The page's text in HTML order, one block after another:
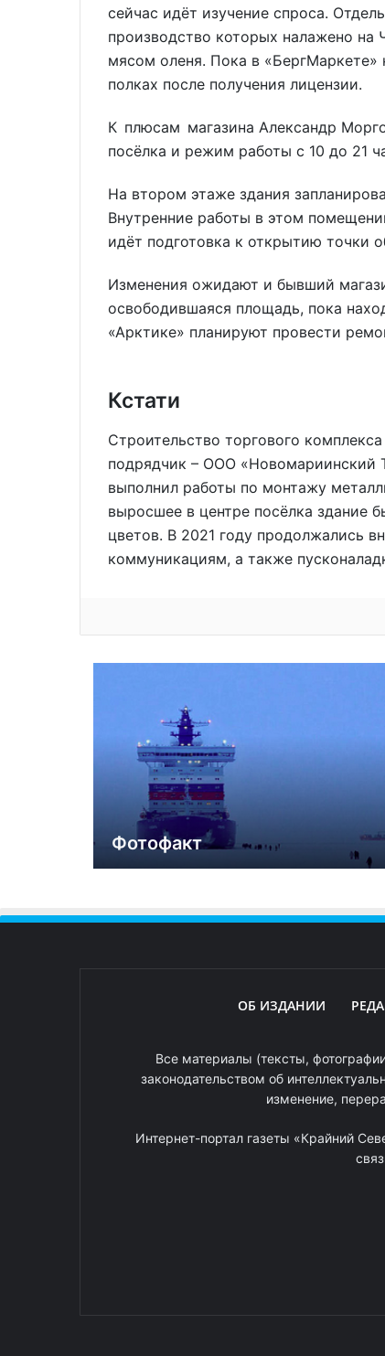
сейчас идёт изучение спроса.
производство которых налажено на
мясом оленя. Пока в «БергМаркете»
полках после получения лицензии.
К плюсам магазина Александр
посёлка и режим работы с 10 до 21
На втором этаже здания
Внутренние работы в этом
идёт подготовка к открытию точки
Изменения ожидают и бывший
освободившаяся площадь, пока
«Арктике» планируют провести
Кстати
Строительство торгового
подрядчик – ООО «Новомариинский
выполнил работы по монтажу
выросшее в центре посёлка здание
цветов. В 2021 году продолжались
коммуникациям, а также
Фотофакт
ОБ ИЗДАНИИ
Все материалы (тексты,
законодательством об
изменение,
Интернет-портал газеты «Крайний